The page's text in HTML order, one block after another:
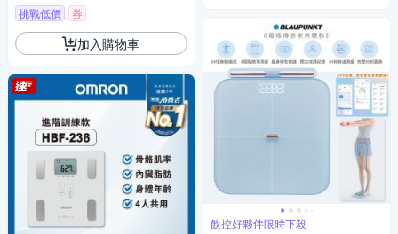
挑戰低價 券
加入購物車
飲控好夥伴限時下殺